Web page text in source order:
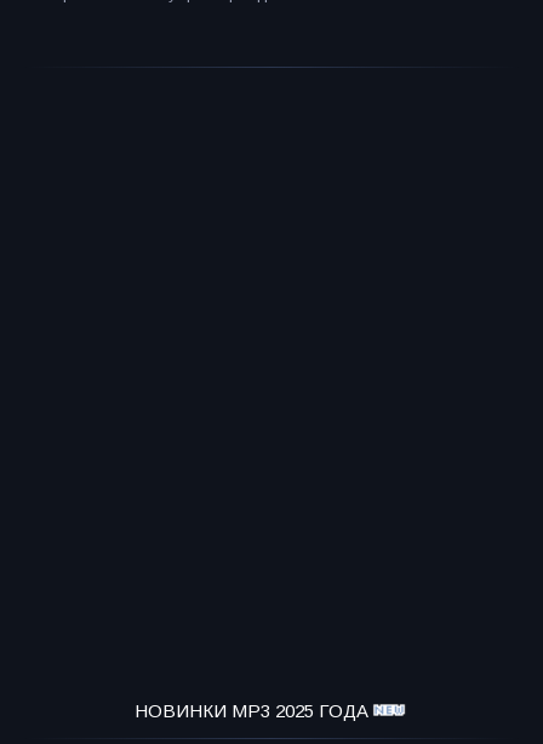
НОВИНКИ MP3 2025 ГОДА